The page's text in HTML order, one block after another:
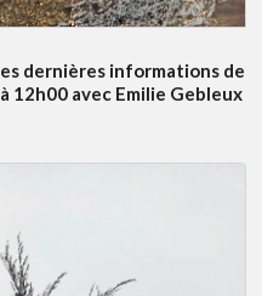
dernières informations de
12h00 avec Emilie Gebleux